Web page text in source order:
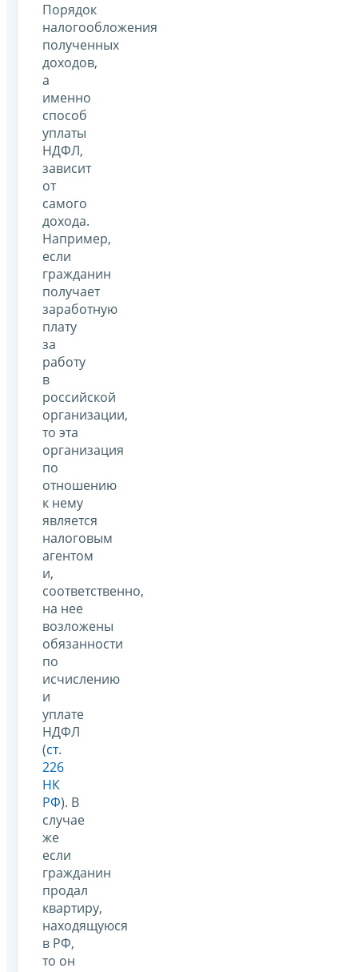
Порядок
налогообложения
полученных
доходов,
а
именно
способ
уплаты
НДФЛ,
зависит
от
самого
дохода.
Например,
если
гражданин
получает
заработную
плату
за
работу
в
российской
организации,
то эта
организация
по
отношению
к нему
является
налоговым
агентом
и,
соответственно,
на нее
возложены
обязанности
по
исчислению
и
уплате
НДФЛ
(ст.
226
НК
РФ). В
случае
же
если
гражданин
продал
квартиру,
находящуюся
в РФ,
то он